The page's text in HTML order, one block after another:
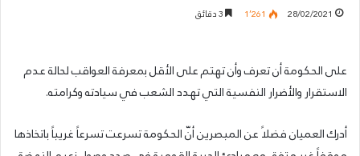
28/02/2021 1٬261
على الحكومة أن تعرف وأن تهتم على الأقل بمعرفة العواقب لحالة عدم
الاستقرار والأضرار النفسية التي تهدد الشعب في سيادته وكرامته.
أدرك العميان فضلاً عن المبصرين أنّ الحكومة تسرعت تسرعاً غريباً باتخاذها